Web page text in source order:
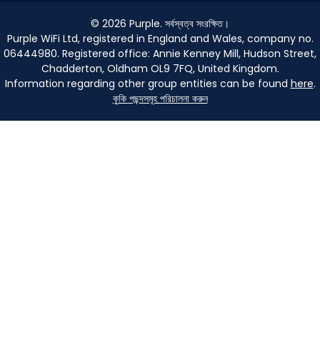
© 2026 Purple. সর্বস্বত্ব সংরক্ষিত।
Purple WiFi Ltd, registered in England and Wales, company no.
06444980. Registered office: Annie Kenney Mill, Hudson Street,
Chadderton, Oldham OL9 7FQ, United Kingdom.
Information regarding other group entities can be found here.
কুকি পছন্দসমূহ পরিচালনা করুন